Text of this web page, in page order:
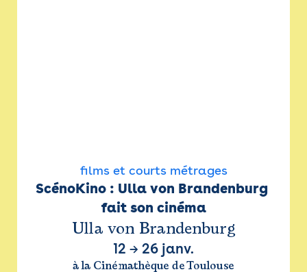
films et courts métrages
ScénoKino : Ulla von Brandenburg
fait son cinéma
Ulla von Brandenburg
12 → 26 janv.
à la Cinémathèque de Toulouse